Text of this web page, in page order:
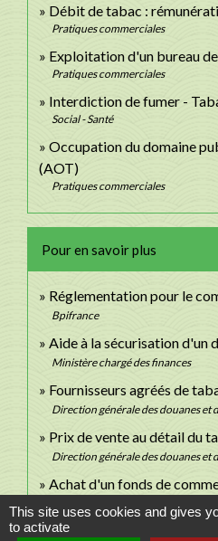
Débit de tabac :
Pratiques commerciales
Exploitation d'un bureau
Pratiques commerciales
Interdiction de fumer -
Social - Santé
Occupation du domaine
(AOT)
Pratiques commerciales
Pour en savoir plus
Réglementation pour le
Bpifrance
Aide à la sécurisation d'un
Ministère chargé des finances
Fournisseurs agréés de
Direction générale des douanes et
Prix de vente au détail du
Direction générale des douanes et
Achat d'un fonds de
Ministère chargé des finances
Les solutions pour financer
This site uses cookies and gives
to activate